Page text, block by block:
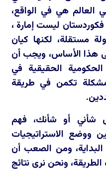
العالم هي في الواقع،
ليست إمارة ،
مستقلة، لكنها كيان
هذا الأساس، ويجب أن
الحقيقية في
تكمن في طريقة
شأني أو شأنك، فهم
ووضع الاستراتيجيات
ومن الصعب أن
ونحن نرى نتائج